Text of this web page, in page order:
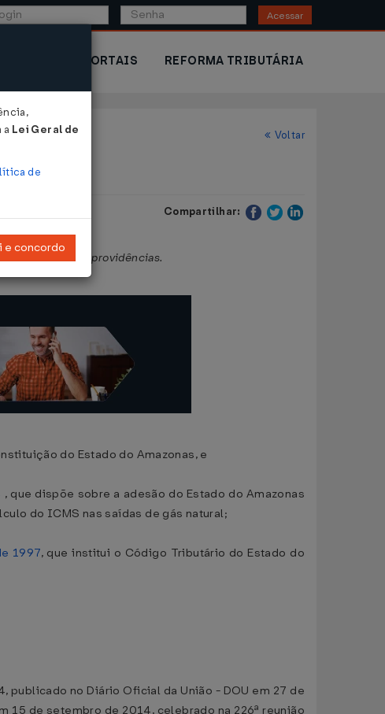
Acessar
PORTAIS REFORMA TRIBUTÁRIA
Voltar
Compartilhar:
, e dá outras providências.
do Estado do Amazonas, e
, que dispõe sobre a adesão do Estado do Amazonas
do ICMS nas saídas de gás natural;
1997, que institui o Código Tributário do Estado do
no Diário Oficial da União - DOU em 27 de
15 de setembro de 2014, celebrado na 226ª reunião
a Lei Geral de
de
e concordo